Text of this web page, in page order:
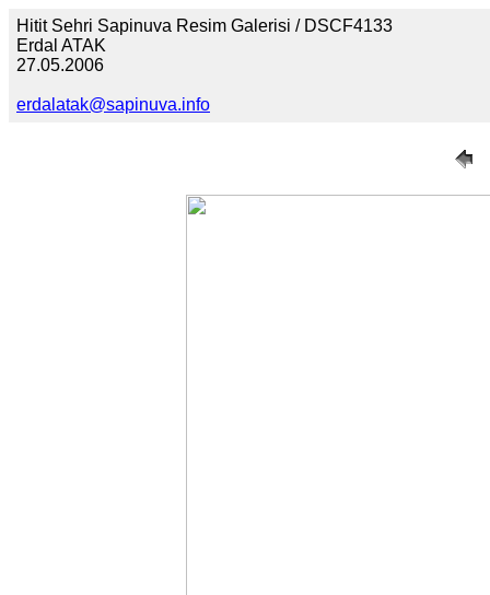
Hitit Sehri Sapinuva Resim Galerisi / DSCF4133
Erdal ATAK
27.05.2006
erdalatak@sapinuva.info